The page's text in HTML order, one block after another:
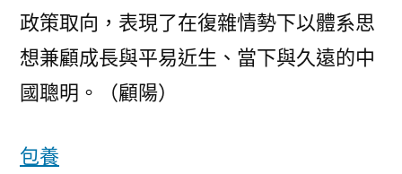
政策取向，表現了在復雜情勢下以體系思
想兼顧成長與平易近生、當下與久遠的中
國聰明。（顧陽）
包養